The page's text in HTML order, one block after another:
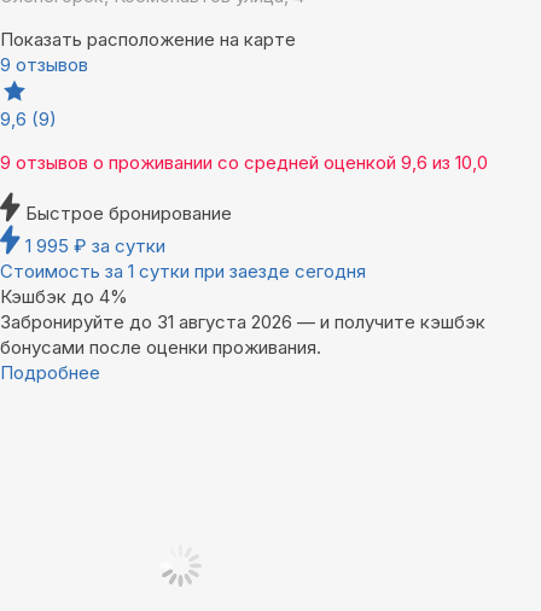
Показать расположение на карте
9 отзывов
9,6 (9)
9 отзывов о проживании со средней оценкой 9,6 из 10,0
Быстрое бронирование
1 995 ₽ за сутки
Стоимость за 1 сутки при заезде сегодня
Кэшбэк до 4%
Забронируйте до 31 августа 2026 — и получите кэшбэк
бонусами после оценки проживания.
Подробнее